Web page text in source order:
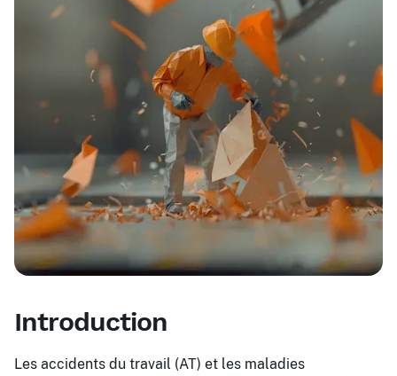
Introduction
Les accidents du travail (AT) et les maladies